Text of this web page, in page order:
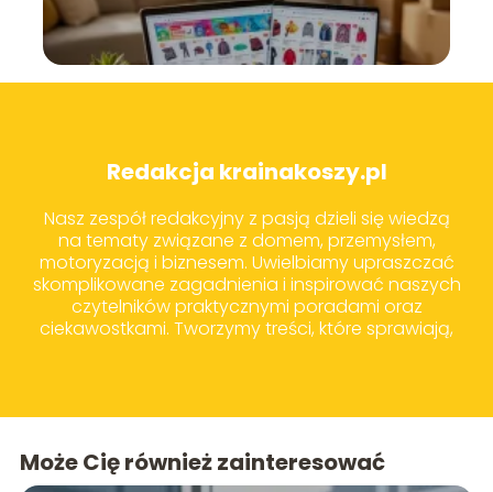
Redakcja krainakoszy.pl
Nasz zespół redakcyjny z pasją dzieli się wiedzą
na tematy związane z domem, przemysłem,
motoryzacją i biznesem. Uwielbiamy upraszczać
skomplikowane zagadnienia i inspirować naszych
czytelników praktycznymi poradami oraz
ciekawostkami. Tworzymy treści, które sprawiają,
Może Cię również zainteresować